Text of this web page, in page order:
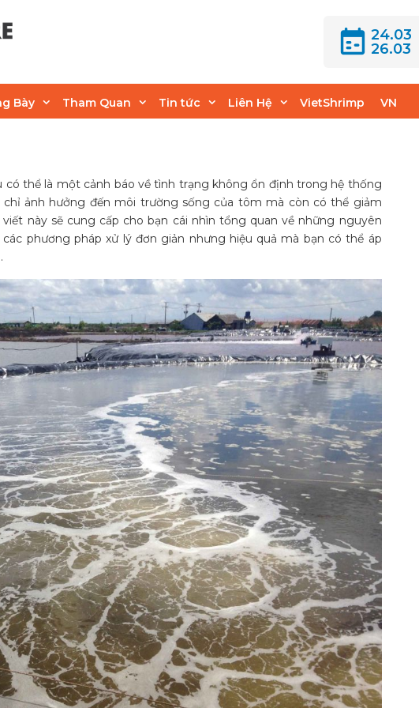
24.03
26.03
Bày Tham Quan Tin tức Liên Hệ VietShrimp VN
bị mất màu và cách
thể là một cảnh báo về tình trạng không ổn định trong hệ thống
ảnh hưởng đến môi trường sống của tôm mà còn có thể giảm
viết này sẽ cung cấp cho bạn cái nhìn tổng quan về những nguyên
phương pháp xử lý đơn giản nhưng hiệu quả mà bạn có thể áp